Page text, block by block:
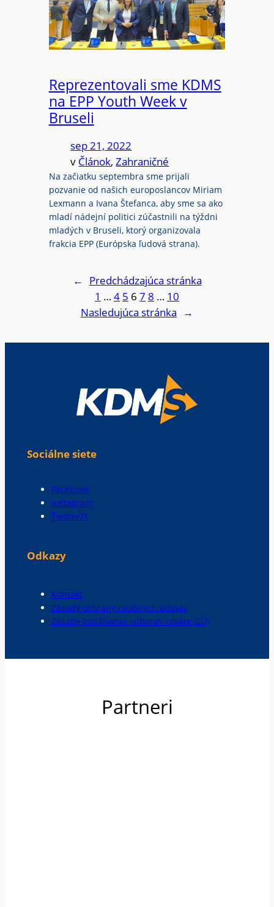
Reprezentovali sme KDMS
na EPP Youth Week v
Bruseli
sep 21, 2022
v Článok, Zahraničné
Na začiatku septembra sme prijali
pozvanie od našich europoslancov Miriam
Lexmann a Ivana Štefanca, aby sme sa ako
mladí nádejní politici zúčastnili na týždni
mladých v Bruseli, ktorý organizovala
frakcia EPP (Európska ľudová strana).
←
Predchádzajúca stránka
1 … 4 5 6 7 8 … 10
Nasledujúca stránka
→
Sociálne siete
Facebook
Instagram
Twitter/X
Odkazy
Kontakt
Zásady ochrany osobných údajov
Zásady používania súborov cookie (EÚ)
Partneri